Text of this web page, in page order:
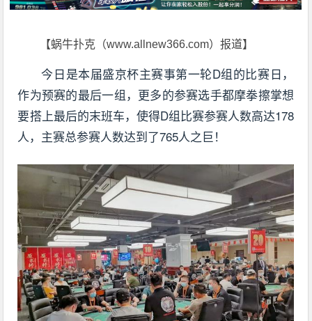
【蜗牛扑克（www.allnew366.com）报道】
今日是本届盛京杯主赛事第一轮D组的比赛日，
作为预赛的最后一组，更多的参赛选手都摩拳擦掌想
要搭上最后的末班车，使得D组比赛参赛人数高达178
人，主赛总参赛人数达到了765人之巨！